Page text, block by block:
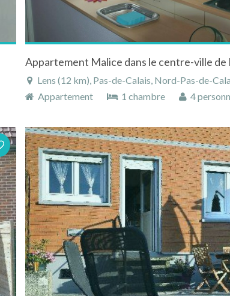
Lens (12 km), Pas-de-Calais, Nord-Pas-de-
Appartement
1 chambre 4